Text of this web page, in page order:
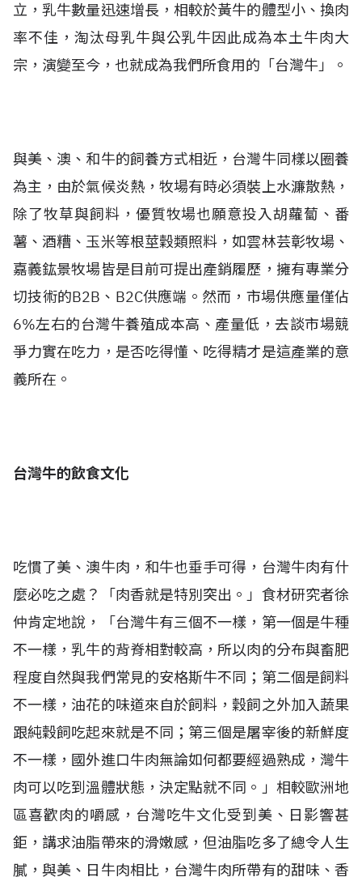
立，乳牛數量迅速增長，相較於黃牛的體型小、換肉
率不佳，淘汰母乳牛與公乳牛因此成為本土牛肉大
宗，演變至今，也就成為我們所食用的「台灣牛」。
與美、澳、和牛的飼養方式相近，台灣牛同樣以圈養
為主，由於氣候炎熱，牧場有時必須裝上水濂散熱，
除了牧草與飼料，優質牧場也願意投入胡蘿蔔、番
薯、酒糟、玉米等根莖穀類照料，如雲林芸彰牧場、
嘉義鈜景牧場皆是目前可提出產銷履歷，擁有專業分
切技術的B2B、B2C供應端。然而，市場供應量僅佔
6%左右的台灣牛養殖成本高、產量低，去談市場競
爭力實在吃力，是否吃得懂、吃得精才是這產業的意
義所在。
台灣牛的飲食文化
吃慣了美、澳牛肉，和牛也垂手可得，台灣牛肉有什
麼必吃之處？「肉香就是特別突出。」食材研究者徐
仲肯定地說，「台灣牛有三個不一樣，第一個是牛種
不一樣，乳牛的背脊相對較高，所以肉的分布與畜肥
程度自然與我們常見的安格斯牛不同；第二個是飼料
不一樣，油花的味道來自於飼料，穀飼之外加入蔬果
跟純穀飼吃起來就是不同；第三個是屠宰後的新鮮度
不一樣，國外進口牛肉無論如何都要經過熟成，灣牛
肉可以吃到溫體狀態，決定點就不同。」相較歐洲地
區喜歡肉的嚼感，台灣吃牛文化受到美、日影響甚
鉅，講求油脂帶來的滑嫩感，但油脂吃多了總令人生
膩，與美、日牛肉相比，台灣牛肉所帶有的甜味、香